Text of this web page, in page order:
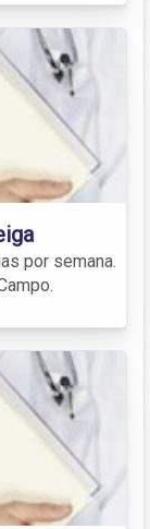
por semana.